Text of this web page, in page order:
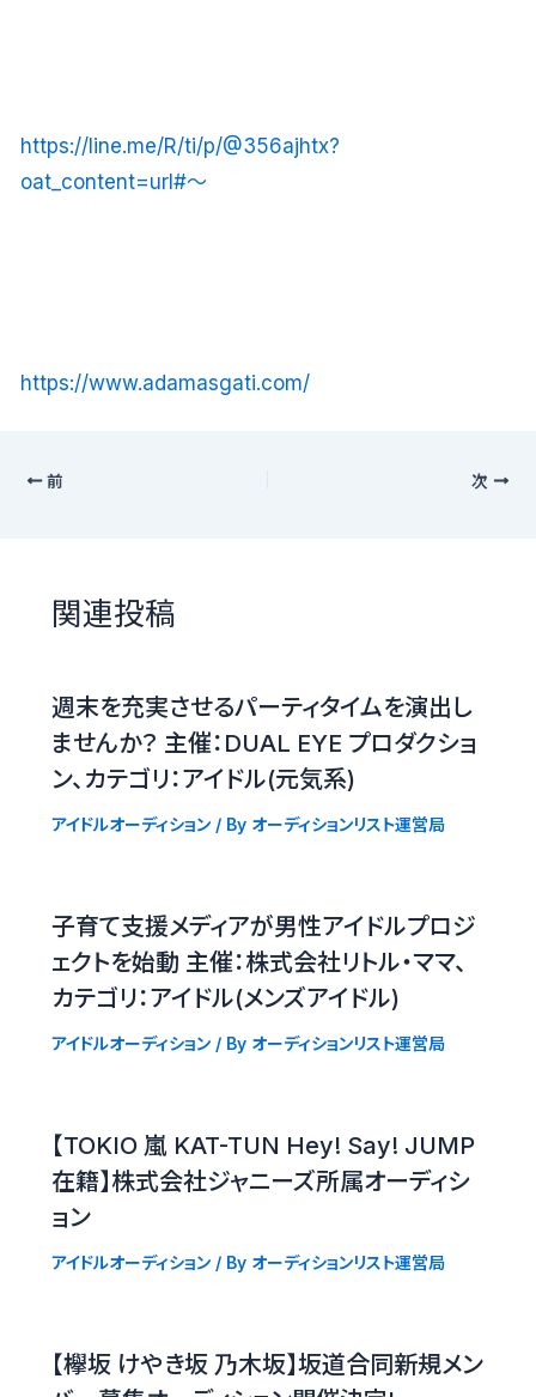
https://line.me/R/ti/p/@356ajhtx?
oat_content=url#〜
https://www.adamasgati.com/
前 次
関連投稿
週末を充実させるパーティタイムを演出し
ませんか？ 主催：DUAL EYE プロダクショ
ン、カテゴリ：アイドル(元気系)
アイドルオーディション/ By オーディションリスト運営局
子育て支援メディアが男性アイドルプロジ
ェクトを始動 主催：株式会社リトル・ママ、
カテゴリ：アイドル(メンズアイドル)
アイドルオーディション/ By オーディションリスト運営局
【TOKIO 嵐 KAT-TUN Hey! Say! JUMP
在籍】株式会社ジャニーズ所属オーディシ
ョン
アイドルオーディション/ By オーディションリスト運営局
【欅坂 けやき坂 乃木坂】坂道合同新規メン